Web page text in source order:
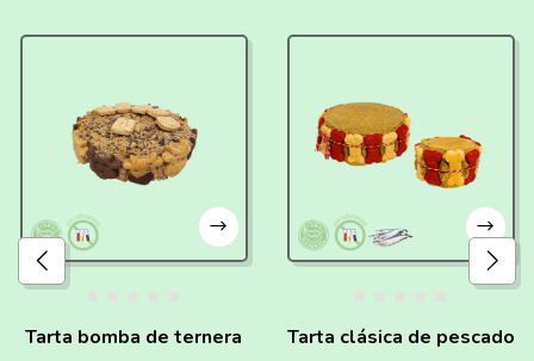
Tarta bomba de ternera
Tarta clásica de pescado